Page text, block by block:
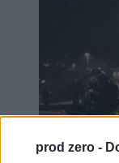
prod zero -